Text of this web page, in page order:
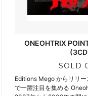
ONEOHTRIX
SOLD
Editions Mego からリリー
で一躍注目を集める